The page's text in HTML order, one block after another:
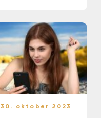
30. oktober 2023